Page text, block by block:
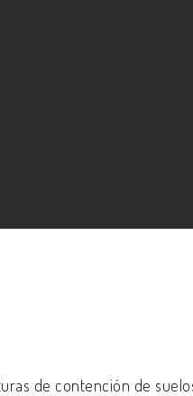
de contención de